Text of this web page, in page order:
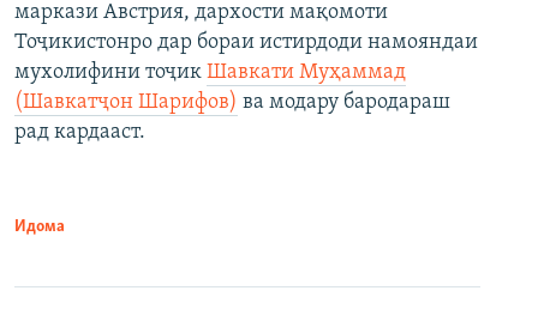
маркази Австрия, дархости мақомоти
Тоҷикистонро дар бораи истирдоди намояндаи
мухолифини тоҷик Шавкати Муҳаммад
(Шавкатҷон Шарифов) ва модару бародараш
рад кардааст.
Идома